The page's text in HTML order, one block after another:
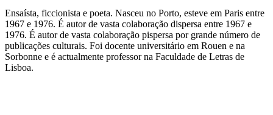
Ensaísta, ficcionista e poeta. Nasceu no Porto, esteve em Paris entre
1967 e 1976. É autor de vasta colaboração dispersa entre 1967 e
1976. É autor de vasta colaboração pispersa por grande número de
publicações culturais. Foi docente universitário em Rouen e na
Sorbonne e é actualmente professor na Faculdade de Letras de
Lisboa.